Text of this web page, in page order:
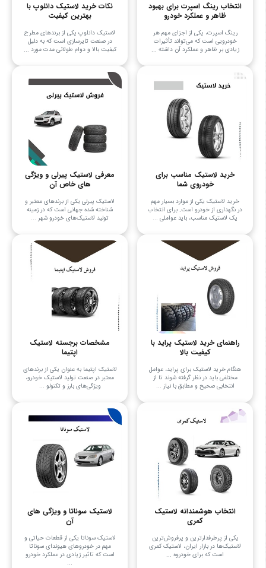
انتخاب رینگ اسپرت برای بهبود
ظاهر و عملکرد خودرو
رینگ اسپرت، یکی از اجزای مهم هر
خودرویی است که می‌تواند تأثیرات
زیادی بر ظاهر و عملکرد آن داشته ...
نکات خرید لاستیک دانلوپ با
بهترین کیفیت
لاستیک دانلوپ یکی از برندهای مطرح
در صنعت تایرسازی است که به دلیل
کیفیت بالا و دوام طولانی مدت مورد ...
خرید لاستیک مناسب برای
خودروی شما
خرید لاستیک یکی از موارد بسیار مهم
در نگهداری از خودرو است. برای انتخاب
یک لاستیک مناسب، باید عواملی ...
معرفی لاستیک پیرلی و ویژگی
های خاص آن
لاستیک پیرلی یکی از برندهای معتبر و
شناخته شده جهانی است که در زمینه
تولید لاستیک‌های خودرو شهر ...
راهنمای خرید لاستیک پراید با
کیفیت بالا
هنگام خرید لاستیک برای پراید، عوامل
مختلفی باید در نظر گرفته شوند تا از
انتخابی صحیح و مطابق با نیاز ...
مشخصات برجسته لاستیک
اپتیما
لاستیک اپتیما به عنوان یکی از برندهای
معتبر در صنعت تولید لاستیک خودرو،
ویژگی‌های بارز و تکنولو ...
انتخاب هوشمندانه لاستیک
کمری
یکی از پرطرفدارترین و پرفروش‌ترین
لاستیک‌ها در بازار ایران، لاستیک کمری
است که برای خودروه ...
لاستیک سوناتا و ویژگی های
آن
لاستیک سوناتا یکی از قطعات حیاتی و
مهم در خودروهای هیوندای سوناتا
است که تاثیر زیادی در عملکرد خودرو
...